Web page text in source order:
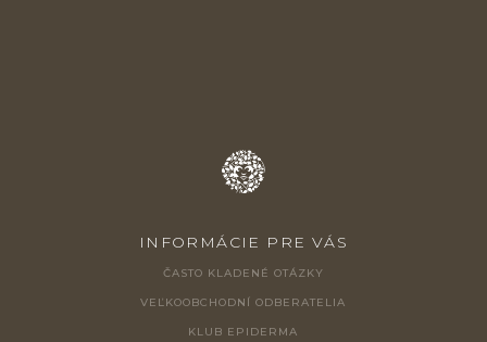
INFORMÁCIE PRE VÁS
ČASTO KLADENÉ OTÁZKY
VEĽKOOBCHODNÍ ODBERATELIA
KLUB EPIDERMA